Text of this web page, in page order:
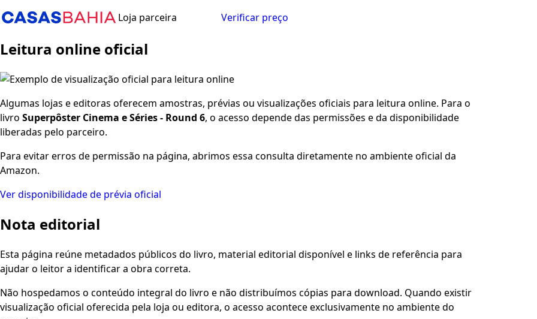
Loja parceira Verificar preço
Leitura online oficial
Algumas lojas e editoras oferecem amostras, prévias ou visualizações oficiais para leitura online. Para o
livro Superpôster Cinema e Séries - Round 6, o acesso depende das permissões e da disponibilidade
liberadas pelo parceiro.
Para evitar erros de permissão na página, abrimos essa consulta diretamente no ambiente oficial da
Amazon.
Ver disponibilidade de prévia oficial
Nota editorial
Esta página reúne metadados públicos do livro, material editorial disponível e links de referência para
ajudar o leitor a identificar a obra correta.
Não hospedamos o conteúdo integral do livro e não distribuímos cópias para download. Quando existir
visualização oficial oferecida pela loja ou editora, o acesso acontece exclusivamente no ambiente do